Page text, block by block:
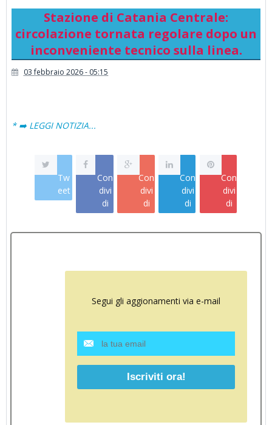
regolare dopo un inconveniente tecnico sulla linea.
Stazione di Catania Centrale:
circolazione tornata regolare dopo un
inconveniente tecnico sulla linea.
03 febbraio 2026 - 05:15
* ➡️ LEGGI NOTIZIA...
Tw
eet
Con
divi
di
Con
divi
di
Con
divi
di
Con
divi
di
Segui gli aggionamenti via e-mail